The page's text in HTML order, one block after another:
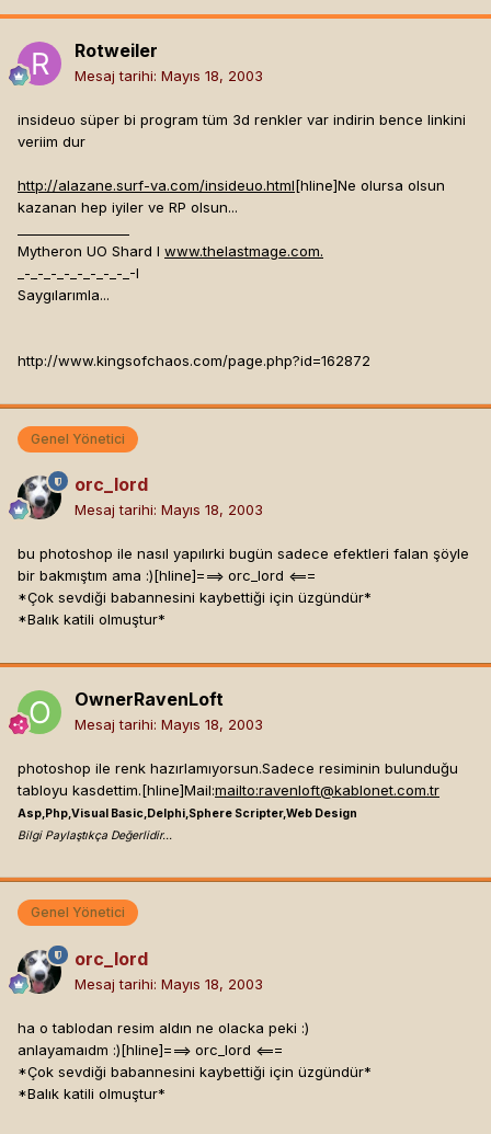
Rotweiler
Mesaj tarihi: Mayıs 18, 2003
insideuo süper bi program tüm 3d renkler var indirin bence linkini
veriim dur
http://alazane.surf-va.com/insideuo.html[hline]Ne olursa olsun
kazanan hep iyiler ve RP olsun...
Mytheron UO Shard I www.thelastmage.com.
_-_-_-_-_-_-_-_-_-I
Saygılarımla...
http://www.kingsofchaos.com/page.php?id=162872
Genel Yönetici
orc_lord
Mesaj tarihi: Mayıs 18, 2003
bu photoshop ile nasıl yapılırki bugün sadece efektleri falan şöyle
bir bakmıştım ama :)[hline]===> orc_lord <===
*Çok sevdiği babannesini kaybettiği için üzgündür*
*Balık katili olmuştur*
OwnerRavenLoft
Mesaj tarihi: Mayıs 18, 2003
photoshop ile renk hazırlamıyorsun.Sadece resiminin bulunduğu
tabloyu kasdettim.[hline]Mail:mailto:ravenloft@kablonet.com.tr
Asp,Php,Visual Basic,Delphi,Sphere Scripter,Web Design
Bilgi Paylaştıkça Değerlidir...
Genel Yönetici
orc_lord
Mesaj tarihi: Mayıs 18, 2003
ha o tablodan resim aldın ne olacka peki :)
anlayamaıdm :)[hline]===> orc_lord <===
*Çok sevdiği babannesini kaybettiği için üzgündür*
*Balık katili olmuştur*